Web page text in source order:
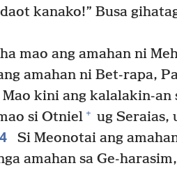
kanako!” Busa
mao ang amahan ni
amahan ni Bet-rapa,
kini ang kalalakin-an
si Otniel + ug Seraias,
Si Meonotai ang
amahan sa Ge-harasim,